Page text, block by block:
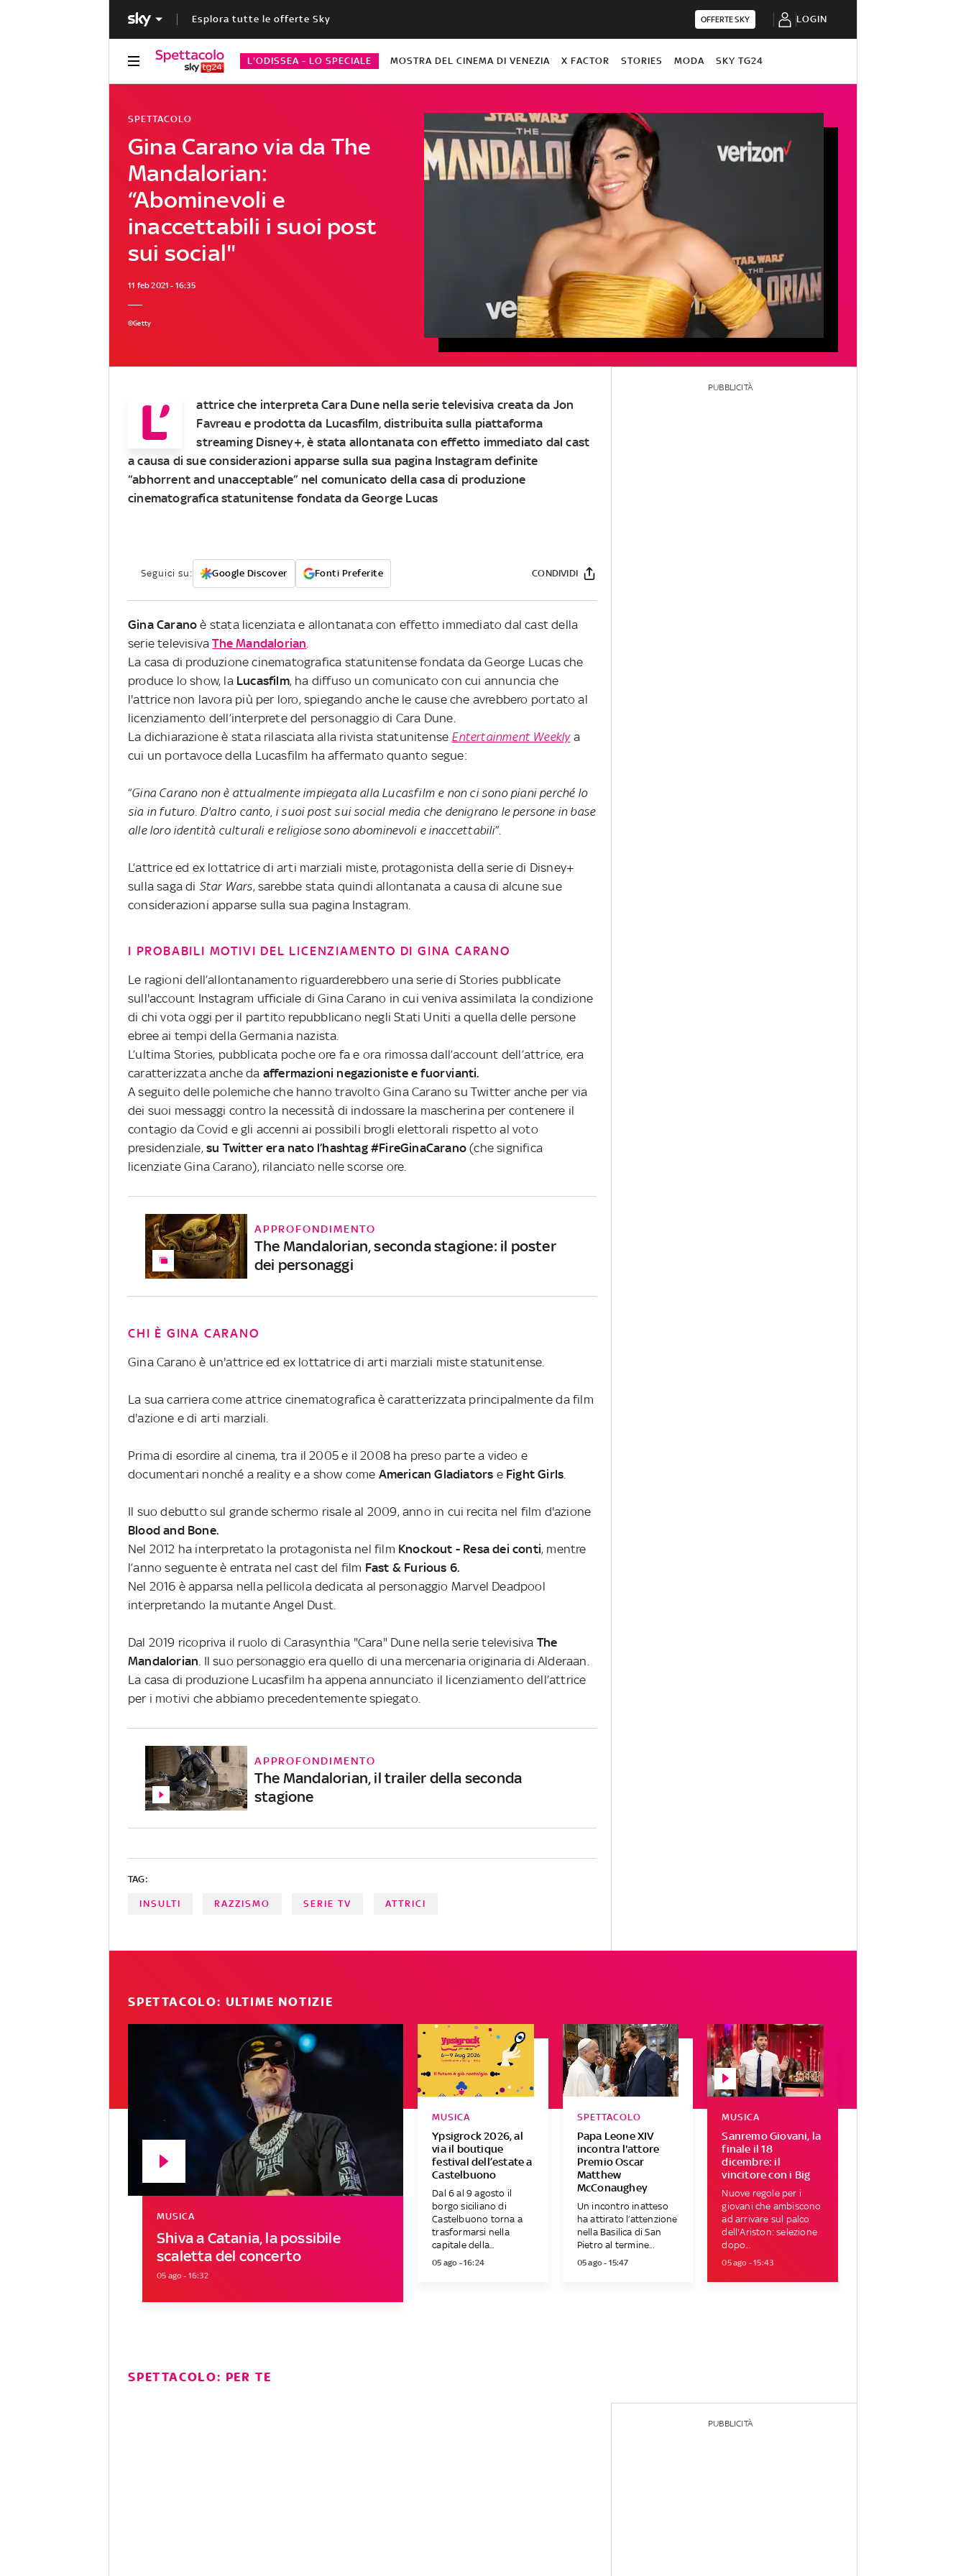
Esplora tutte le offerte Sky OFFERTE SKY LOGIN
L'ODISSEA - LO SPECIALE MOSTRA DEL CINEMA DI VENEZIA X FACTOR STORIES MODA SKY TG24
Gina Carano via da The
Mandalorian:
“Abominevoli e
inaccettabili i suoi post
sui social"
SPETTACOLO
11 feb 2021 - 16:35
©Getty
L’
attrice che interpreta Cara Dune nella serie televisiva creata da Jon
Favreau e prodotta da Lucasfilm, distribuita sulla piattaforma
streaming Disney+, è stata allontanata con effetto immediato dal cast
a causa di sue considerazioni apparse sulla sua pagina Instagram definite
“abhorrent and unacceptable” nel comunicato della casa di produzione
cinematografica statunitense fondata da George Lucas
Seguici su: Google Discover Fonti Preferite CONDIVIDI
Gina Caranoè stata licenziata e allontanata con effetto immediato dal cast della
serie televisivaThe Mandalorian
La casa di produzione cinematografica statunitense fondata da George Lucas che
produce lo show, la Lucasfilm, ha diffuso un comunicato con cui annuncia che
l'attrice non lavora più per loro, spiegando anche le cause che avrebbero portato al
licenziamento dell’interprete del personaggio di Cara Dune.
La dichiarazione è stata rilasciata alla rivista statunitense Entertainment Weeklya
cui un portavoce della Lucasfilm ha affermato quanto segue:
“Gina Carano non è attualmente impiegata alla Lucasfilm e non ci sono piani perché lo
sia in futuro. D'altro canto, i suoi post sui social media che denigrano le persone in base
alle loro identità culturali e religiose sono abominevoli e inaccettabili”.
L’attrice ed ex lottatrice di arti marziali miste, protagonista della serie di Disney+
sulla saga di Star Wars, sarebbe stata quindi allontanata a causa di alcune sue
considerazioni apparse sulla sua pagina Instagram.
I PROBABILI MOTIVI DEL LICENZIAMENTO DI GINA CARANO
Le ragioni dell’allontanamento riguarderebbero una serie di Stories pubblicate
sull'account Instagram ufficiale di Gina Carano in cui veniva assimilata la condizione
di chi vota oggi per il partito repubblicano negli Stati Uniti a quella delle persone
ebree ai tempi della Germania nazista.
L’ultima Stories, pubblicata poche ore fa e ora rimossa dall’account dell’attrice, era
caratterizzata anche da affermazioni negazioniste e fuorvianti.
A seguito delle polemiche che hanno travolto Gina Carano su Twitter anche per via
dei suoi messaggi contro la necessità di indossare la mascherina per contenere il
contagio da Covid e gli accenni ai possibili brogli elettorali rispetto al voto
presidenziale, su Twitter era nato l’hashtag #FireGinaCarano(che significa
licenziate Gina Carano), rilanciato nelle scorse ore.
APPROFONDIMENTO
The Mandalorian, seconda stagione: il poster
dei personaggi
CHI È GINA CARANO
Gina Carano è un'attrice ed ex lottatrice di arti marziali miste statunitense.
La sua carriera come attrice cinematografica è caratterizzata principalmente da film
d'azione e di arti marziali.
Prima di esordire al cinema, tra il 2005 e il 2008 ha preso parte a video e
documentari nonché a reality e a show come American Gladiators e Fight Girls
Il suo debutto sul grande schermo risale al 2009, anno in cui recita nel film d'azione
Blood and Bone.
Nel 2012 ha interpretato la protagonista nel film Knockout - Resa dei conti, mentre
l’anno seguente è entrata nel cast del film Fast & Furious 6.
Nel 2016 è apparsa nella pellicola dedicata al personaggio Marvel Deadpool
interpretando la mutante Angel Dust.
Dal 2019 ricopriva il ruolo di Carasynthia "Cara" Dune nella serie televisiva The
Mandalorian . Il suo personaggio era quello di una mercenaria originaria di Alderaan.
La casa di produzione Lucasfilm ha appena annunciato il licenziamento dell’attrice
per i motivi che abbiamo precedentemente spiegato.
APPROFONDIMENTO
The Mandalorian, il trailer della seconda
stagione
TAG:
INSULTI RAZZISMO SERIE TV ATTRICI
PUBBLICITÀ
SPETTACOLO: ULTIME NOTIZIE
Shiva a Catania, la possibile
scaletta del concerto
MUSICA
05 ago - 16:32
Ypsigrock 2026, al
via il boutique
festival dell’estate a
Castelbuono
MUSICA
Dal 6 al 9 agosto il
borgo siciliano di
Castelbuono torna a
trasformarsi nella
capitale della...
05 ago - 16:24
Papa Leone XIV
incontra l'attore
Premio Oscar
Matthew
McConaughey
SPETTACOLO
Un incontro inatteso
ha attirato l’attenzione
nella Basilica di San
Pietro al termine...
05 ago - 15:47
Sanremo Giovani, la
finale il 18
dicembre: il
vincitore con i Big
MUSICA
Nuove regole per i
giovani che ambiscono
ad arrivare sul palco
dell'Ariston: selezione
dopo...
05 ago - 15:43
SPETTACOLO: PER TE
PUBBLICITÀ